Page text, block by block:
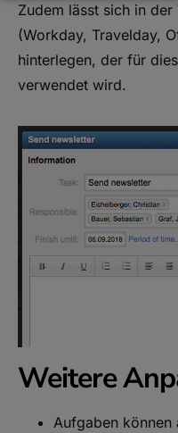
Zudem lässt sich in
(Workday, Travelday,
hinterlegen, der für
verwendet wird.
Weitere
Aufgaben